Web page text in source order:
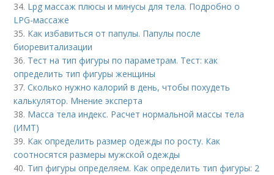
34. Lpg массаж плюсы и минусы для тела. Подробно о
LPG-массаже
35. Как избавиться от папулы. Папулы после
биоревитализации
36. Тест на тип фигуры по параметрам. Тест: как
определить тип фигуры женщины
37.Сколько нужно калорий в день, чтобы похудеть
калькулятор. Мнение эксперта
38. Масса тела индекс. Расчет нормальной массы тела
(ИМТ)
39. Как определить размер одежды по росту. Как
соотносятся размеры мужской одежды
40. Тип фигуры определяем. Как определить тип фигуры: 2